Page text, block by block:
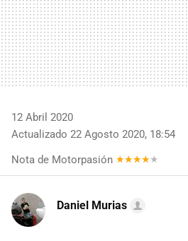
12 Abril 2020
Actualizado 22 Agosto 2020, 18:54
Nota de Motorpasión
Daniel Murias